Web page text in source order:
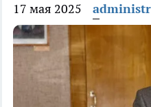
17 мая 2025